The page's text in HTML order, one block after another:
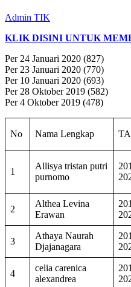
Admin TIK
KLIK DISINI UNTUK
Per 24 Januari 2020 (827)
Per 23 Januari 2020 (770)
Per 10 Januari 2020 (693)
Per 28 Oktober 2019 (582)
Per 4 Oktober 2019 (478)
No Nama Lengkap TA
1
Allisya tristan putri
purnomo
2
Althea Levina
Erawan
3
Athaya Naurah
Djajanagara
4
celia carenica
alexandrea